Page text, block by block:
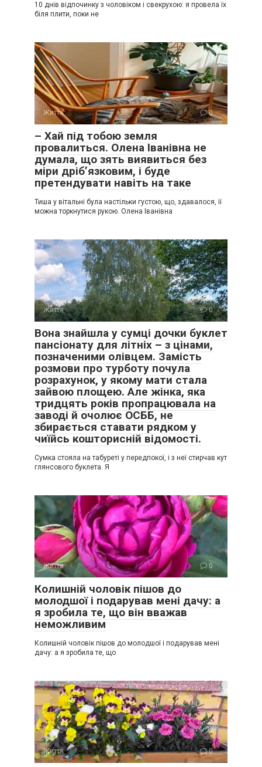
10 днів відпочинку з чоловіком і свекрухою: я провела їх
біля плити, поки не
Життя 0
– Хай під тобою земля
провалиться. Олена Іванівна не
думала, що зять виявиться без
міри дріб’язковим, і буде
претендувати навіть на таке
Тиша у вітальні була настільки густою, що, здавалося, її
можна торкнутися рукою. Олена Іванівна
Життя 0
Вона знайшла у сумці дочки буклет
пансіонату для літніх – з цінами,
позначеними олівцем. Замість
розмови про турботу почула
розрахунок, у якому мати стала
зайвою площею. Але жінка, яка
тридцять років пропрацювала на
заводі й очолює ОСББ, не
збирається ставати рядком у
чиїйсь кошторисній відомості.
Сумка стояла на табуреті у передпокої, і з неї стирчав кут
глянсового буклета. Я
Життя 0
Колишній чоловік пішов до
молодшої і подарував мені дачу: а
я зробила те, що він вважав
неможливим
Колишній чоловік пішов до молодшої і подарував мені
дачу: а я зробила те, що
Життя 0